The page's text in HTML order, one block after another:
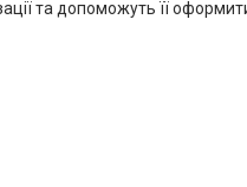
та допоможуть її